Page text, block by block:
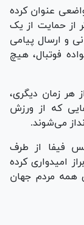
عنوان کرده
از حمایت از یک
و ارسال پیامی
فوتبال، هیچ
زمان دیگری،
که از ورزش
می‌شوند.
فیفا از طرف
امیدواری کرده
همه مردم جهان